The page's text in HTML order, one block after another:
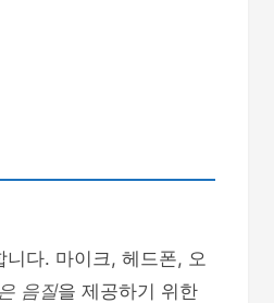
니다. 마이크, 헤드폰, 오
음질을 제공하기 위한